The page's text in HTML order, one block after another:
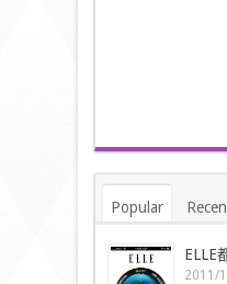
Popular
ELLE
2011/